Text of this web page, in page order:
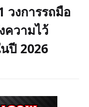
วงการรถมือ
ความไว้
ปี 2026